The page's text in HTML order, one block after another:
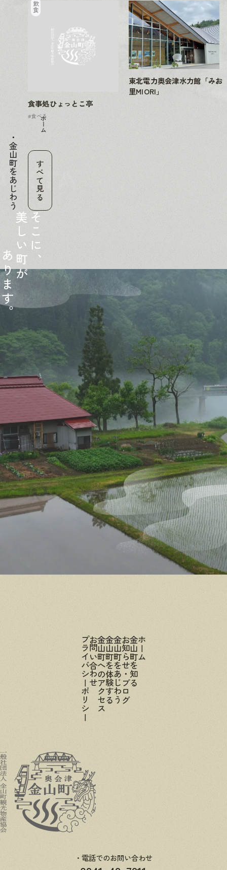
食事処ひょっとこ亭
飲食
#食べる
東北電力奥会津水力館「みお
里MIORI」
すべて見る
ホーム
金山町をあじわう
そ
こ
に
、
美
し
い
町
が
ホーム
金山町を知る
お知らせ・ブログ
金山町をあじわう
金山町を体験する
金山町へのアクセス
お問い合わせ
プライバシーポリシー
電話でのお問い合わせ